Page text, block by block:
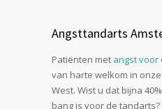
Angsttandarts
Patiënten met angst voor
van harte welkom in
West. Wist u dat bijna
bang is voor de